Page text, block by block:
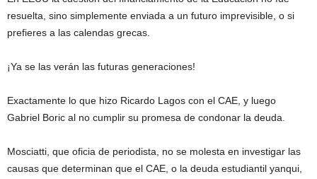
resuelta, sino simplemente enviada a un futuro imprevisible, o si
prefieres a las calendas grecas.
¡Ya se las verán las futuras generaciones!
Exactamente lo que hizo Ricardo Lagos con el CAE, y luego
Gabriel Boric al no cumplir su promesa de condonar la deuda.
Mosciatti, que oficia de periodista, no se molesta en investigar las
causas que determinan que el CAE, o la deuda estudiantil yanqui,